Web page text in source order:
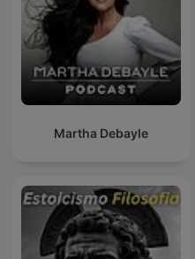
Martha Debayle